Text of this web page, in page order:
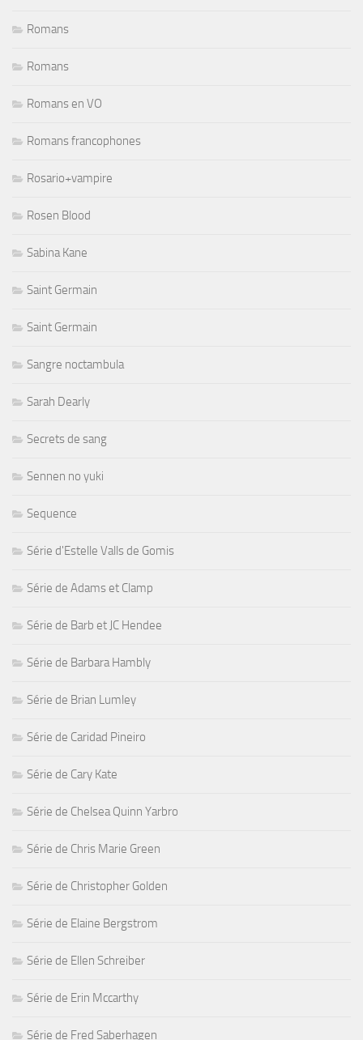
Romans
Romans
Romans en VO
Romans francophones
Rosario+vampire
Rosen Blood
Sabina Kane
Saint Germain
Saint Germain
Sangre noctambula
Sarah Dearly
Secrets de sang
Sennen no yuki
Sequence
Série d'Estelle Valls de Gomis
Série de Adams et Clamp
Série de Barb et JC Hendee
Série de Barbara Hambly
Série de Brian Lumley
Série de Caridad Pineiro
Série de Cary Kate
Série de Chelsea Quinn Yarbro
Série de Chris Marie Green
Série de Christopher Golden
Série de Elaine Bergstrom
Série de Ellen Schreiber
Série de Erin Mccarthy
Série de Fred Saberhagen